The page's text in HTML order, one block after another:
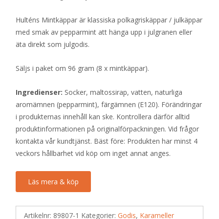
Hulténs Mintkäppar är klassiska polkagriskäppar / julkäppar
med smak av pepparmint att hänga upp i julgranen eller
äta direkt som julgodis.
Säljs i paket om 96 gram (8 x mintkäppar).
Ingredienser: Socker, maltossirap, vatten, naturliga
aromämnen (pepparmint), färgämnen (E120). Förändringar
i produkternas innehåll kan ske. Kontrollera därför alltid
produktinformationen på originalförpackningen. Vid frågor
kontakta vår kundtjänst. Bäst före: Produkten har minst 4
veckors hållbarhet vid köp om inget annat anges.
Läs mera & köp
Artikelnr: 89807-1 Kategorier: Godis, Karameller